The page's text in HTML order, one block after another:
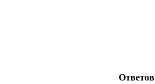
Ответов